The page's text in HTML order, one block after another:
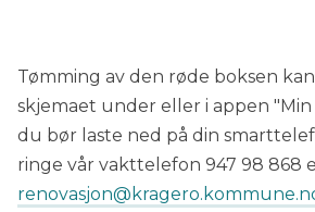
Tømming av den røde boksen
skjemaet under eller i appen "Min
du bør laste ned på din
ringe vår vakttelefon 947 98 868